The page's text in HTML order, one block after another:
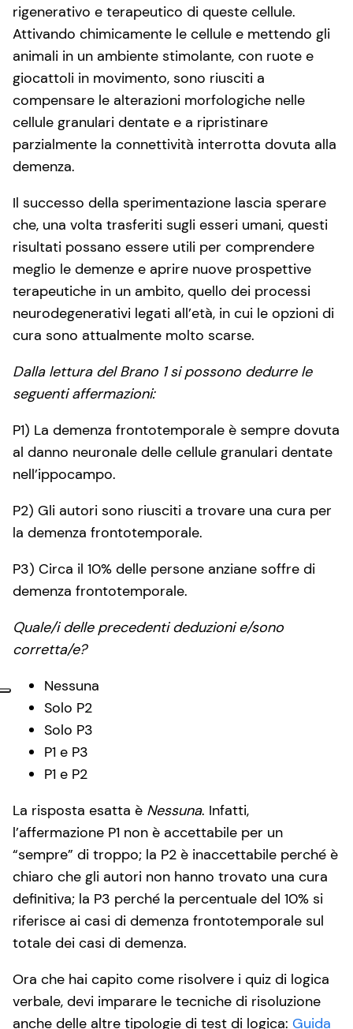
rigenerativo e terapeutico di queste cellule.
Attivando chimicamente le cellule e mettendo gli
animali in un ambiente stimolante, con ruote e
giocattoli in movimento, sono riusciti a
compensare le alterazioni morfologiche nelle
cellule granulari dentate e a ripristinare
parzialmente la connettività interrotta dovuta alla
demenza.
Il successo della sperimentazione lascia sperare
che, una volta trasferiti sugli esseri umani, questi
risultati possano essere utili per comprendere
meglio le demenze e aprire nuove prospettive
terapeutiche in un ambito, quello dei processi
neurodegenerativi legati all’età, in cui le opzioni di
cura sono attualmente molto scarse.
Dalla lettura del Brano 1 si possono dedurre le
seguenti affermazioni:
P1) La demenza frontotemporale è sempre dovuta
al danno neuronale delle cellule granulari dentate
nell’ippocampo.
P2) Gli autori sono riusciti a trovare una cura per
la demenza frontotemporale.
P3) Circa il 10% delle persone anziane soffre di
demenza frontotemporale.
Quale/i delle precedenti deduzioni e/sono
corretta/e?
Nessuna
Solo P2
Solo P3
P1 e P3
P1 e P2
La risposta esatta è Nessuna. Infatti,
l’affermazione P1 non è accettabile per un
“sempre” di troppo; la P2 è inaccettabile perché è
chiaro che gli autori non hanno trovato una cura
definitiva; la P3 perché la percentuale del 10% si
riferisce ai casi di demenza frontotemporale sul
totale dei casi di demenza.
Ora che hai capito come risolvere i quiz di logica
verbale, devi imparare le tecniche di risoluzione
anche delle altre tipologie di test di logica: Guida